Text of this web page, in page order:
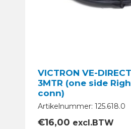
VICTRON VE-
3MTR (one side
conn)
Artikelnummer: 125.618.0
€16,00 excl.BTW